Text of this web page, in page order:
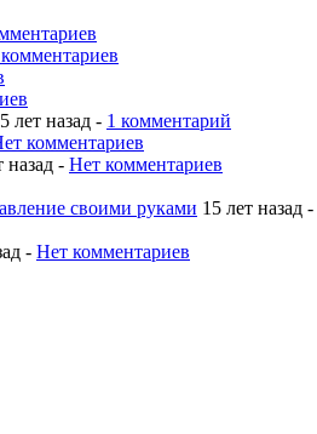
лет назад - 1 комментарий
комментариев
назад - Нет комментариев
своими руками 15 лет назад -
- Нет комментариев